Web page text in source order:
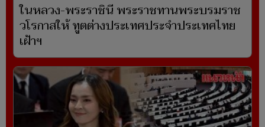
ในหลวง-พระราชินี พระราชทานพระบรมราช
วโรกาสให้ ทูตต่างประเทศประจำประเทศไทย
เฝ้าฯ